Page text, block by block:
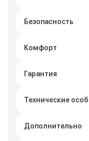
Безопасность
Комфорт
Гарантия
Технические
Дополнительно